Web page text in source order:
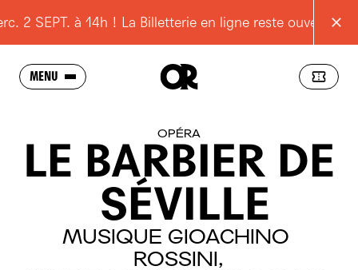
MENU
SAISON
L'OPÉRA
SCOLAIRES
JEUNES
OPÉRA
LE BARBIER DE
SÉVILLE
MUSIQUE GIOACHINO
ROSSINI,
SEPT. à 14h ! La Billetterie en ligne reste ouverte